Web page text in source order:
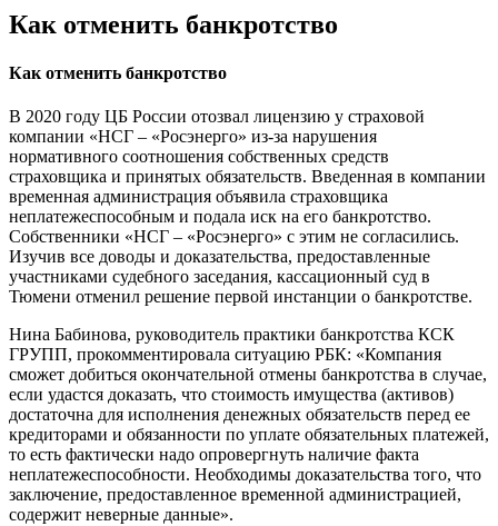
Как отменить банкротство
Как отменить банкротство
В 2020 году ЦБ России отозвал лицензию у страховой
компании «НСГ – «Росэнерго» из-за нарушения
нормативного соотношения собственных средств
страховщика и принятых обязательств. Введенная в компании
временная администрация объявила страховщика
неплатежеспособным и подала иск на его банкротство.
Собственники «НСГ – «Росэнерго» с этим не согласились.
Изучив все доводы и доказательства, предоставленные
участниками судебного заседания, кассационный суд в
Тюмени отменил решение первой инстанции о банкротстве.
Нина Бабинова, руководитель практики банкротства КСК
ГРУПП, прокомментировала ситуацию РБК: «Компания
сможет добиться окончательной отмены банкротства в случае,
если удастся доказать, что стоимость имущества (активов)
достаточна для исполнения денежных обязательств перед ее
кредиторами и обязанности по уплате обязательных платежей,
то есть фактически надо опровергнуть наличие факта
неплатежеспособности. Необходимы доказательства того, что
заключение, предоставленное временной администрацией,
содержит неверные данные».